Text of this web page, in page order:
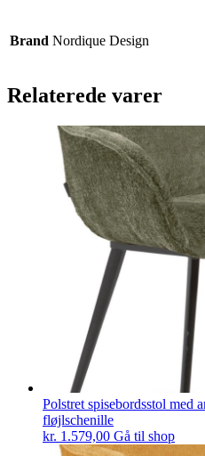
Brand Nordique Design
Relaterede varer
Polstret spisebordsstol med
fløjlschenille
kr. 1.579,00 Gå til shop